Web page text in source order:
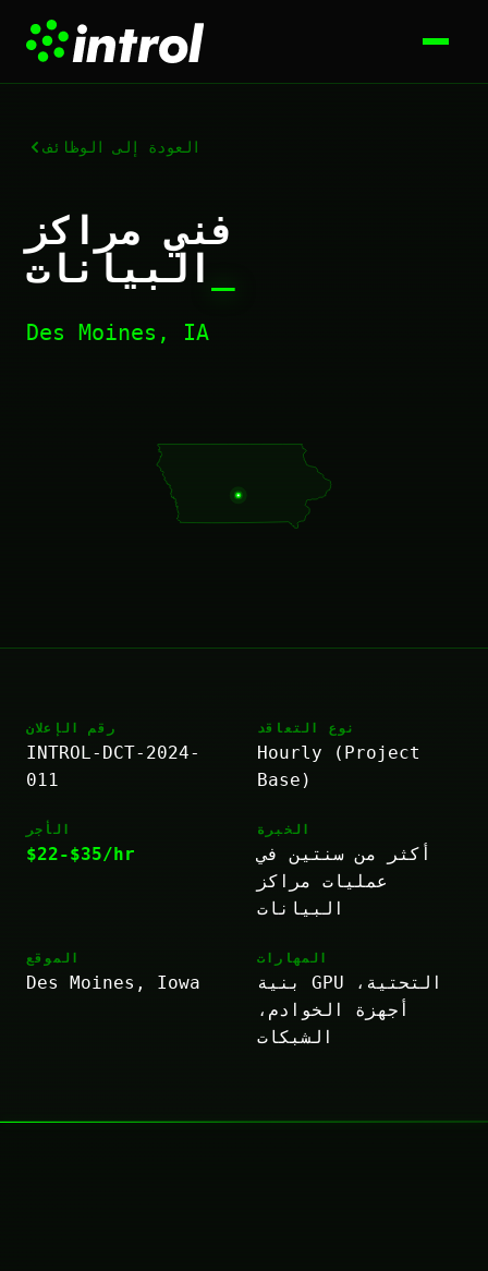
العودة إلى الوظائف
فني مراكز
البيانات
Des Moines, IA
رقم الإعلان
INTROL-DCT-2024-
011
نوع التعاقد
Hourly (Project
Base)
الأجر
$22-$35/hr
الخبرة
أكثر من سنتين في
عمليات مراكز
البيانات
الموقع
Des Moines, Iowa
المهارات
بنية GPU التحتية،
أجهزة الخوادم،
الشبكات